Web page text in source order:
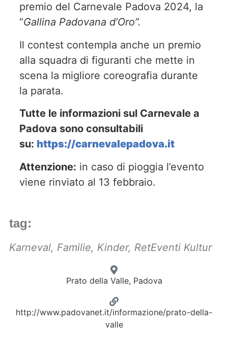
premio del Carnevale Padova 2024, la
“Gallina Padovana d’Oro”.
Il contest contempla anche un premio
alla squadra di figuranti che mette in
scena la migliore coreografia durante
la parata.
Tutte le informazioni sul Carnevale a
Padova sono consultabili
su: https://carnevalepadova.it
Attenzione: in caso di pioggia l’evento
viene rinviato al 13 febbraio.
tag:
Karneval, Familie, Kinder, RetEventi Kultur
Prato della Valle, Padova
http://www.padovanet.it/informazione/prato-della-
valle